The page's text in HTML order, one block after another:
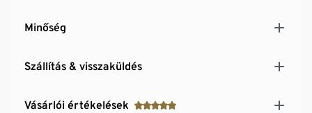
Minőség
Szállítás & visszaküldés
Vásárlói értékelések